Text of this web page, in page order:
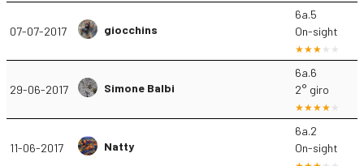
07-07-2017 giocchins
6a.5
On-sight
29-06-2017 Simone Balbi
6a.6
2° giro
11-06-2017 Natty
6a.2
On-sight